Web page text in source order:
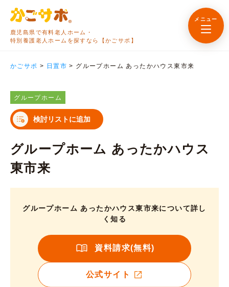
鹿児島県で有料老人ホーム・
特別養護老人ホームを探すなら【かごサポ】
メニュー
かごサポ > 日置市 > グループホーム あったかハウス東市来
グループホーム
検討リストに追加
グループホーム あったかハウス
東市来
グループホーム あったかハウス東市来について詳し
く知る
資料請求(無料)
公式サイト